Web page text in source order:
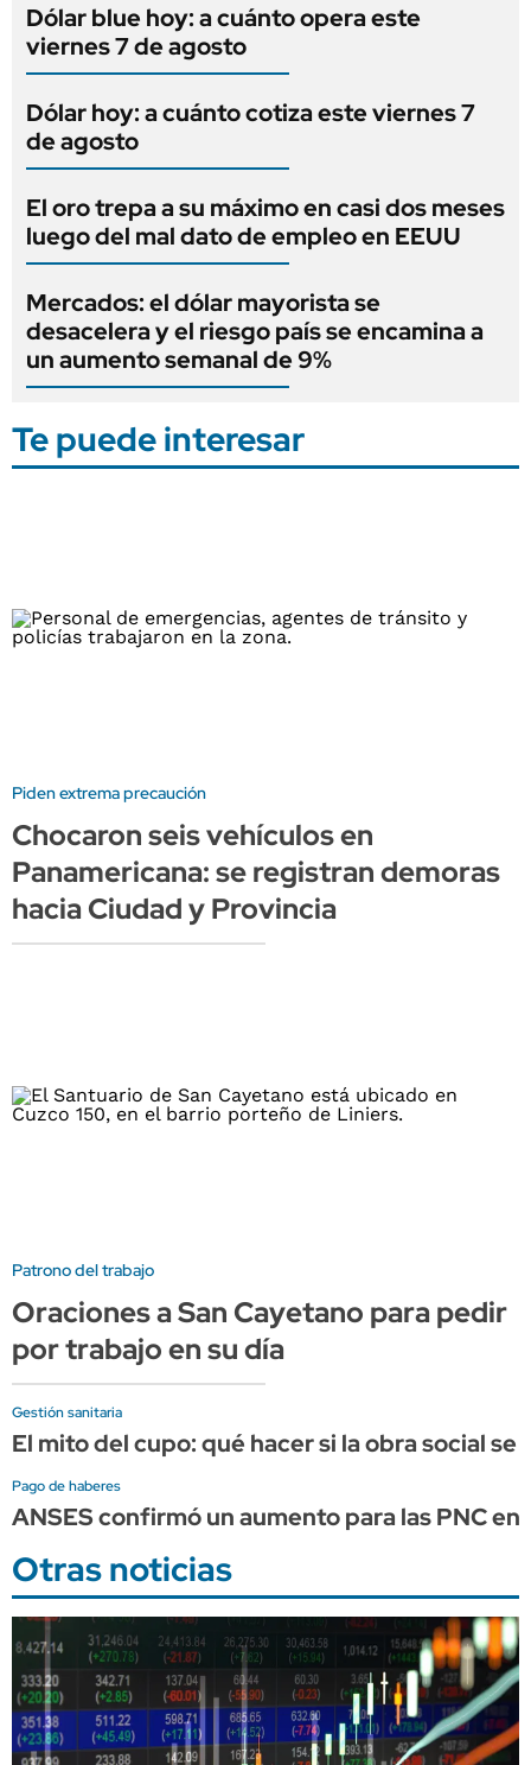
Dólar blue hoy: a cuánto opera este
viernes 7 de agosto
Dólar hoy: a cuánto cotiza este viernes 7
de agosto
El oro trepa a su máximo en casi dos meses
luego del mal dato de empleo en EEUU
Mercados: el dólar mayorista se
desacelera y el riesgo país se encamina a
un aumento semanal de 9%
Te puede interesar
Piden extrema precaución
Chocaron seis vehículos en
Panamericana: se registran demoras
hacia Ciudad y Provincia
Patrono del trabajo
Oraciones a San Cayetano para pedir
por trabajo en su día
Gestión sanitaria
El mito del cupo: qué hacer si la obra social
Pago de haberes
ANSES confirmó un aumento para las PNC
Otras noticias